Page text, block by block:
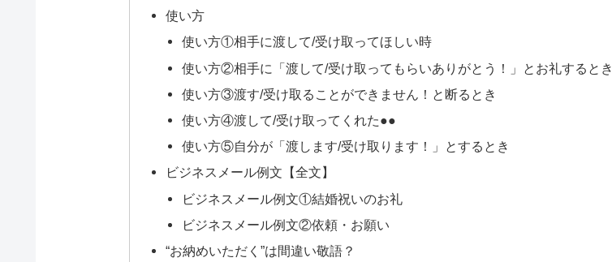
使い方
使い方①相手に渡して/受け取ってほしい時
使い方②相手に「渡して/受け取ってもらいありがとう！」とお礼するとき
使い方③渡す/受け取ることができません！と断るとき
使い方④渡して/受け取ってくれた●●
使い方⑤自分が「渡します/受け取ります！」とするとき
ビジネスメール例文【全文】
ビジネスメール例文①結婚祝いのお礼
ビジネスメール例文②依頼・お願い
“お納めいただく”は間違い敬語？